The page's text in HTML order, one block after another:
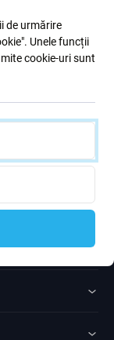
Subscrie
de urmărire
Unele funcții
cookie-uri sunt